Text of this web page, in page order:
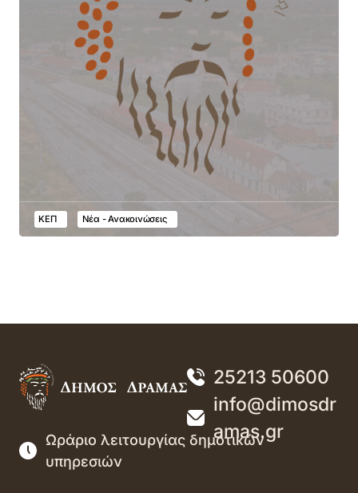
ΚΕΠ Νέα - Ανακοινώσεις
25213 50600
info@dimosdr
amas.gr
Ωράριο λειτουργίας δημοτικών
υπηρεσιών